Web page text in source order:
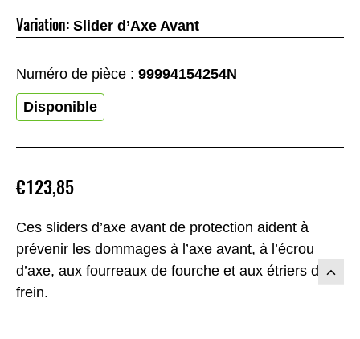
Ces sliders d’axe avant de protection aident à
prévenir les dommages à l’axe avant, à l’écrou
d’axe, aux fourreaux de fourche et aux étriers de
frein.
€123,85
Variation: Slider d’Axe Avant
Numéro de pièce : 99994154254N
Disponible